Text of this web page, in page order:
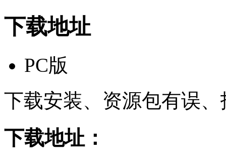
下载地址
PC版
下载安装、资源包有误
下载地址：